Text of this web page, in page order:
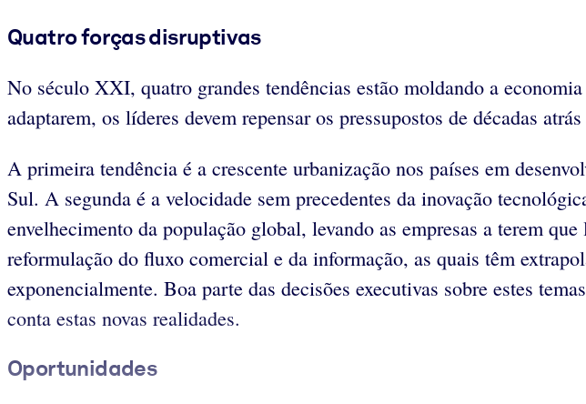
Quatro forças disruptivas
No século XXI, quatro grandes tendências estão moldando a
adaptarem, os líderes devem repensar os pressupostos de décadas
A primeira tendência é a crescente urbanização nos países em
Sul. A segunda é a velocidade sem precedentes da inovação
envelhecimento da população global, levando as empresas a terem
reformulação do fluxo comercial e da informação, as quais têm
exponencialmente. Boa parte das decisões executivas sobre estes
conta estas novas realidades.
Oportunidades